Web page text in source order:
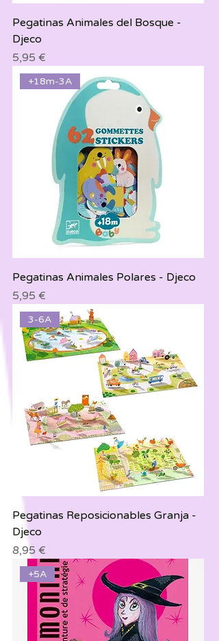
Pegatinas Animales del Bosque -
Djeco
Precio
5,95 €
+18m-3A
Pegatinas Animales Polares - Djeco
Precio
5,95 €
3-6A
Pegatinas Reposicionables Granja -
Djeco
Precio
8,95 €
+5A